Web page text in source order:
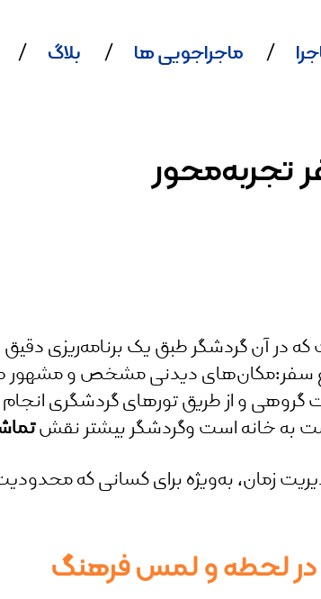
ماجراجویی ها
بلاگ
تجربه‌محور
در آن گردشگر طبق یک برنامه‌ریزی
سفر:مکان‌های دیدنی مشخص و مشهور
گروهی و از طریق تورهای گردشگری
به خانه است وگردشگر بیشتر نقش
زمان، به‌ویژه برای کسانی که محدودیت
در لحظه و لمس فرهنگ